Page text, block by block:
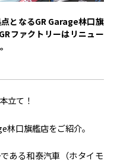
モリゾウ WRC
ー
となるGR Garage林口旗
ファクトリーはリニュー
立て！
林口旗艦店をご紹介。
ある和泰汽車（ホタイモ